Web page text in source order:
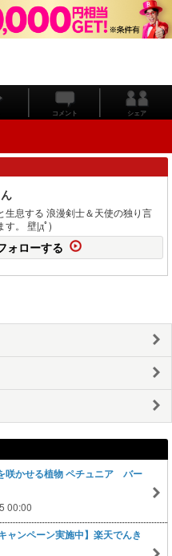
コメント シェア
生息する 浪漫剣士＆天使の独り言
す。 壁|дﾟ)
ォローする
咲かせる植物 ペチュニア バー
00:00
ャンペーン実施中】楽天でんき